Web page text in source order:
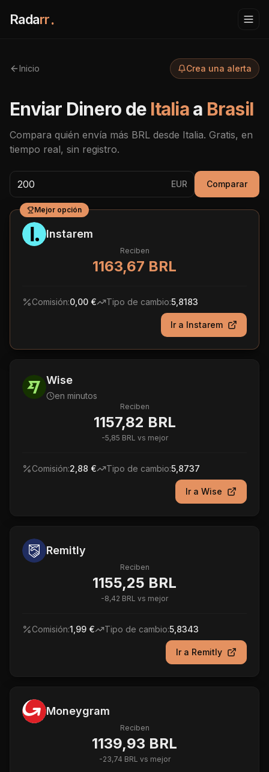
Radarr.
Inicio Crea una alerta
Enviar Dinero de Italiaa Brasil
Compara quién envía más BRL desde Italia. Gratis, en
tiempo real, sin registro.
EUR Comparar
Mejor opción
Instarem
Reciben
1163,67 BRL
Comisión:0,00 € Tipo de cambio:5,8183
Ir a Instarem
Wise
en minutos
Reciben
1157,82 BRL
-5,85 BRL vs mejor
Comisión:2,88 € Tipo de cambio:5,8737
Ir a Wise
Remitly
Reciben
1155,25 BRL
-8,42 BRL vs mejor
Comisión:1,99 € Tipo de cambio:5,8343
Ir a Remitly
Moneygram
Reciben
1139,93 BRL
-23,74 BRL vs mejor